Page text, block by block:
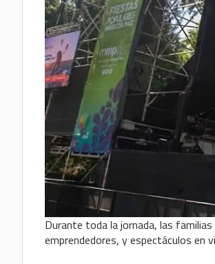
Durante toda la jornada, las
emprendedores, y espectáculos en